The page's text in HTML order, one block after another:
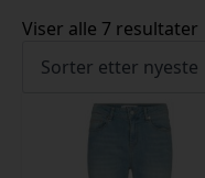
Viser alle 7 resultater